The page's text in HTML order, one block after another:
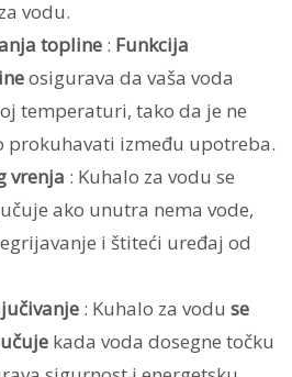
vodu.
topline : Funkcija
osigurava da vaša voda
temperaturi, tako da je ne
prokuhavati između upotreba.
vrenja : Kuhalo za vodu se
ako unutra nema vode,
i štiteći uređaj od
: Kuhalo za vodu se
kada voda dosegne točku